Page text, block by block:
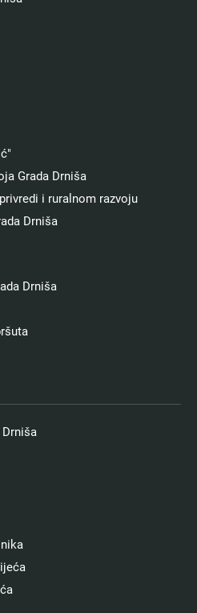
Grada Drniša
i ruralnom razvoju
Drniša
Drniša